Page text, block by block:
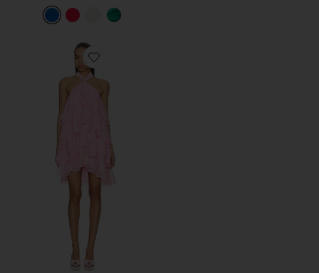
Favorite POPPY ドレス